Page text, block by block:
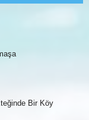
Bir Köy